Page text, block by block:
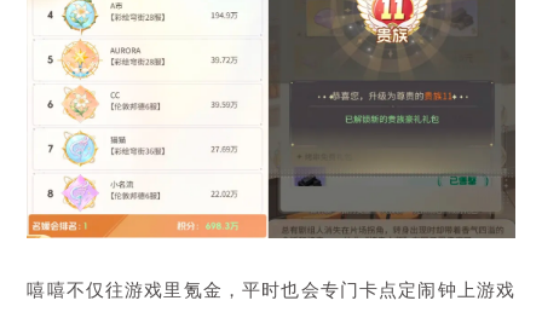
嘻嘻不仅往游戏里氪金，平时也会专门卡点定闹钟上游戏